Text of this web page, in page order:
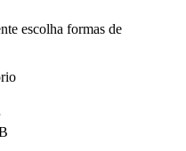
escolha formas de